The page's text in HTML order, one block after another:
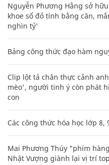
Nguyễn Phương Hằng sở
khoe sổ đỏ tính bằng cân,
nghìn tỷ'
Bảng công thức đạo hàm
Clip lột tả chân thực cảnh
mèo', người tinh ý còn phát
con
Các công thức hóa học lớp 8,
Mai Phương Thúy "phím
Nhật Vượng giành lại vị trí